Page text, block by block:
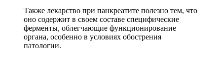
Также лекарство при панкреатите полезно тем, что
оно содержит в своем составе специфические
ферменты, облегчающие функционирование
органа, особенно в условиях обострения
патологии.